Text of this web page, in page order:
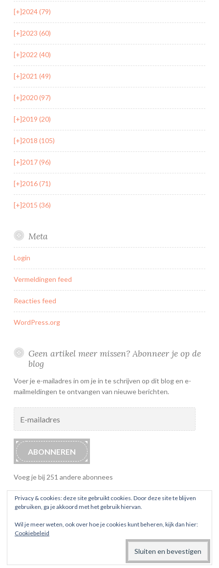
[+]2024 (79)
[+]2023 (60)
[+]2022 (40)
[+]2021 (49)
[+]2020 (97)
[+]2019 (20)
[+]2018 (105)
[+]2017 (96)
[+]2016 (71)
[+]2015 (36)
Meta
Login
Vermeldingen feed
Reacties feed
WordPress.org
Geen artikel meer missen? Abonneer je op de
blog
Voer je e-mailadres in om je in te schrijven op dit blog en e-
mailmeldingen te ontvangen van nieuwe berichten.
mailadres
ABONNEREN
Voeg je bij 251 andere abonnees
ONDERSTEUND DOOR WORDPRESS
AUTOMATTIC.
Privacy & cookies: deze site gebruikt cookies. Door deze site te blijven
gebruiken, ga je akkoord met het gebruik hiervan.
Wil je meer weten, ook over hoe je cookies kunt beheren, kijk dan hier:
Cookiebeleid